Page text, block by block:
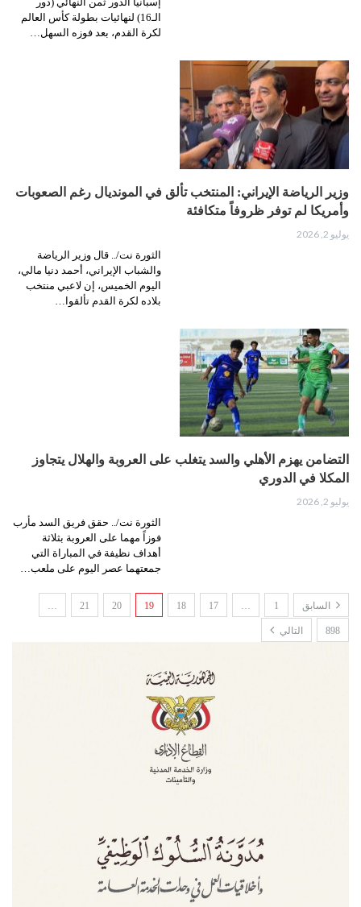
الـ16) لنهائيات بطولة كأس العالم
لكرة القدم، بعد فوزه السهل…
وزير الرياضة الإيراني: المنتخب تألق في المونديال رغم الصعوبات
وأمريكا لم توفر ظروفاً متكافئة
يوليو 2, 2026
الثورة نت/.. قال وزير الرياضة
والشباب الإيراني، أحمد دنيا مالي،
اليوم الخميس، إن لاعبي منتخب
بلاده لكرة القدم تألقوا…
التضامن يهزم الأهلي والسد يتغلب على العروبة والهلال يتجاوز
المكلا في الدوري
يوليو 2, 2026
الثورة نت/.. حقق فريق السد مأرب
فوزاً مهما على العروبة بثلاثة
أهداف نظيفة في المباراة التي
جمعتهما عصر اليوم على ملعب…
السابق 1
…
17
18
19
20
21
…
898 التالي